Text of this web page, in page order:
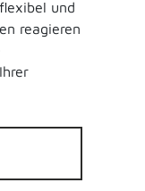
und
reagieren